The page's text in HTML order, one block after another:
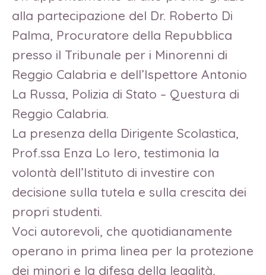
alla partecipazione del Dr. Roberto Di
Palma, Procuratore della Repubblica
presso il Tribunale per i Minorenni di
Reggio Calabria e dell’Ispettore Antonio
La Russa, Polizia di Stato – Questura di
Reggio Calabria.
La presenza della Dirigente Scolastica,
Prof.ssa Enza Lo Iero, testimonia la
volontà dell’Istituto di investire con
decisione sulla tutela e sulla crescita dei
propri studenti.
Voci autorevoli, che quotidianamente
operano in prima linea per la protezione
dei minori e la difesa della legalità,